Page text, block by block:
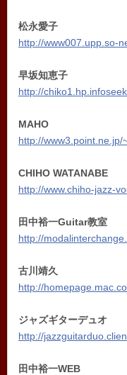
松永愛子
http://www007.upp.so-
早坂知恵子
http://
MAHO
http://www3.point.ne.jp/
CHIHO WATANABE
http://www.chiho-jazz-
田中裕一Guitar教室
http://
古川靖久
http://
ジャズギターデュオ
http://
田中裕一WEB